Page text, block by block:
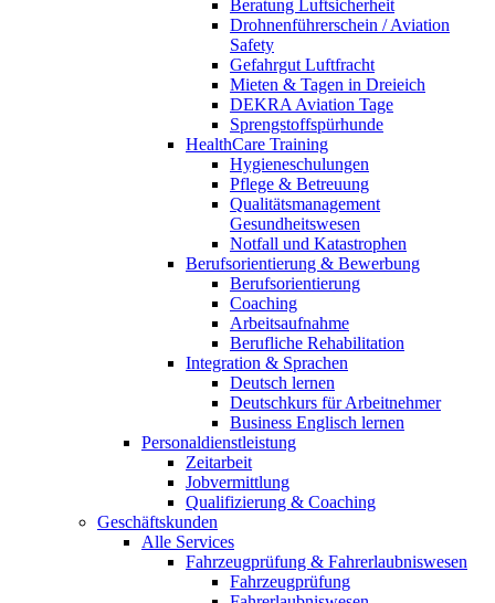
Beratung Luftsicherheit
Drohnenführerschein / Aviation
Safety
Gefahrgut Luftfracht
Mieten & Tagen in Dreieich
DEKRA Aviation Tage
Sprengstoffspürhunde
HealthCare Training
Hygieneschulungen
Pflege & Betreuung
Qualitätsmanagement
Gesundheitswesen
Notfall und Katastrophen
Berufsorientierung & Bewerbung
Berufsorientierung
Coaching
Arbeitsaufnahme
Berufliche Rehabilitation
Integration & Sprachen
Deutsch lernen
Deutschkurs für Arbeitnehmer
Business Englisch lernen
Personaldienstleistung
Zeitarbeit
Jobvermittlung
Qualifizierung & Coaching
Geschäftskunden
Alle Services
Fahrzeugprüfung & Fahrerlaubniswesen
Fahrzeugprüfung